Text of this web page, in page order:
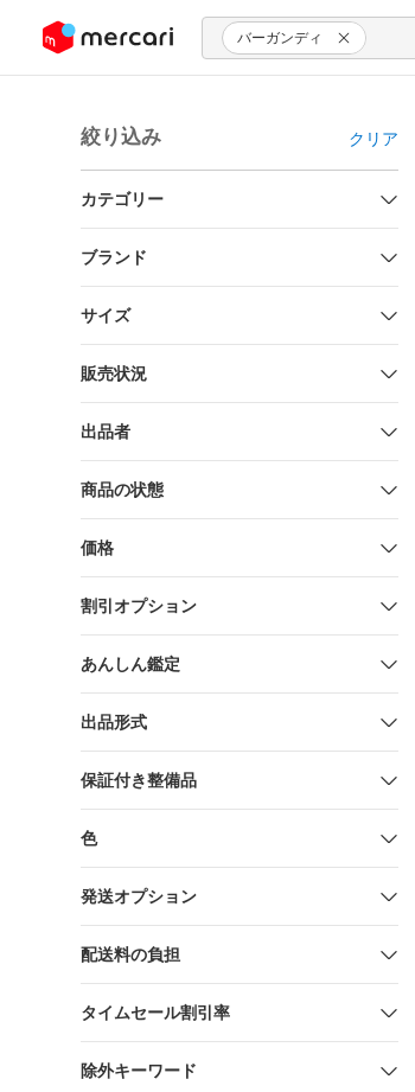
ツにスキップ バーガンディ
絞り込み クリア
カテゴリー
ブランド
サイズ
販売状況
出品者
商品の状態
価格
割引オプション
あんしん鑑定
出品形式
保証付き整備品
色
発送オプション
配送料の負担
タイムセール割引率
除外キーワード